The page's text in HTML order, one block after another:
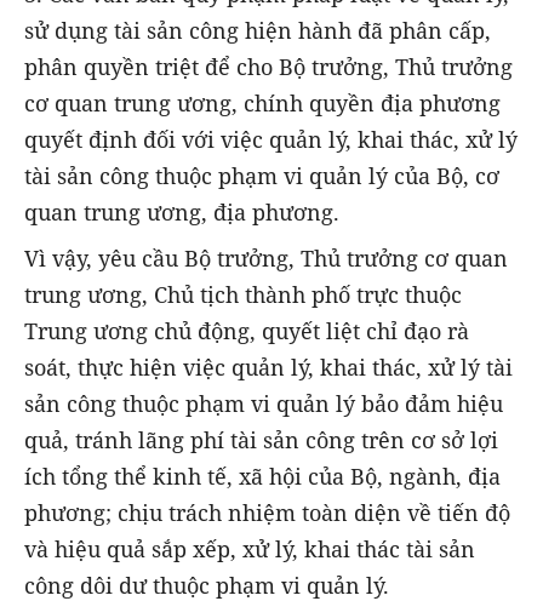
sử dụng tài sản công hiện hành đã phân cấp,
phân quyền triệt để cho Bộ trưởng, Thủ trưởng
cơ quan trung ương, chính quyền địa phương
quyết định đối với việc quản lý, khai thác, xử lý
tài sản công thuộc phạm vi quản lý của Bộ, cơ
quan trung ương, địa phương.
Vì vậy, yêu cầu Bộ trưởng, Thủ trưởng cơ quan
trung ương, Chủ tịch thành phố trực thuộc
Trung ương chủ động, quyết liệt chỉ đạo rà
soát, thực hiện việc quản lý, khai thác, xử lý tài
sản công thuộc phạm vi quản lý bảo đảm hiệu
quả, tránh lãng phí tài sản công trên cơ sở lợi
ích tổng thể kinh tế, xã hội của Bộ, ngành, địa
phương; chịu trách nhiệm toàn diện về tiến độ
và hiệu quả sắp xếp, xử lý, khai thác tài sản
công dôi dư thuộc phạm vi quản lý.